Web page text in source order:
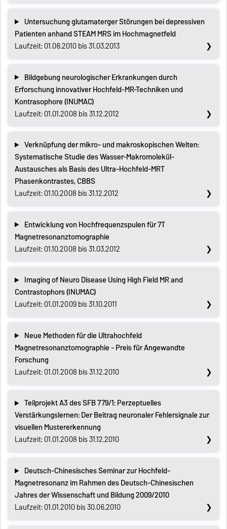
Untersuchung glutamaterger Störungen bei depressiven
Patienten anhand STEAM MRS im Hochmagnetfeld
Laufzeit: 01.06.2010 bis 31.03.2013
Bildgebung neurologischer Erkrankungen durch
Erforschung innovativer Hochfeld-MR-Techniken und
Kontrasophore (INUMAC)
Laufzeit: 01.01.2008 bis 31.12.2012
Verknüpfung der mikro- und makroskopischen Welten:
Systematische Studie des Wasser-Makromolekül-
Austausches als Basis des Ultra-Hochfeld-MRT
Phasenkontrastes, CBBS
Laufzeit: 01.10.2008 bis 31.12.2012
Entwicklung von Hochfrequenzspulen für 7T
Magnetresonanztomographie
Laufzeit: 01.10.2008 bis 31.03.2012
Imaging of Neuro Disease Using High Field MR and
Contrastophors (INUMAC)
Laufzeit: 01.01.2009 bis 31.10.2011
Neue Methoden für die Ultrahochfeld
Magnetresonanztomographie - Preis für Angewandte
Forschung
Laufzeit: 01.01.2008 bis 31.12.2010
Teilprojekt A3 des SFB 779/1: Perzeptuelles
Verstärkungslernen: Der Beitrag neuronaler Fehlersignale zur
visuellen Mustererkennung
Laufzeit: 01.01.2008 bis 31.12.2010
Deutsch-Chinesisches Seminar zur Hochfeld-
Magnetresonanz im Rahmen des Deutsch-Chinesischen
Jahres der Wissenschaft und Bildung 2009/2010
Laufzeit: 01.01.2010 bis 30.06.2010